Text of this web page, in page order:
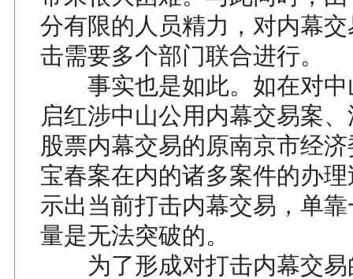
分有限的人员精力，对内幕
击需要多个部门联合进行。
事实也是如此。如在对中
启红涉中山公用内幕交易案
股票内幕交易的原南京市经
宝春案在内的诸多案件的办
示出当前打击内幕交易，单
量是无法突破的。
为了形成对打击内幕交易